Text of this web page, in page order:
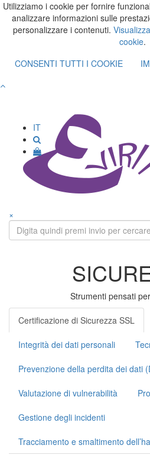
Utilizziamo i cookie per fornire
analizzare informazioni sulle
personalizzare i contenuti.
cookie.
CONSENTI TUTTI I COOKIE
IT
×
Strumenti pensati
Certificazione di Sicurezza SSL
Integrità dei dati personali
Prevenzione della perdita dei dati
Valutazione di vulnerabilità
Gestione degli incidenti
Tracciamento e smaltimento